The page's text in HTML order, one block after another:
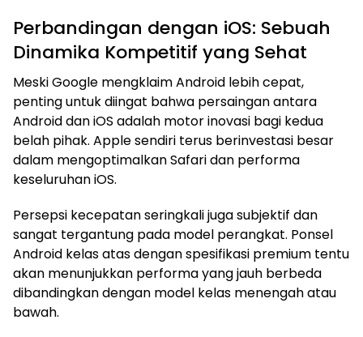
Perbandingan dengan iOS: Sebuah
Dinamika Kompetitif yang Sehat
Meski Google mengklaim Android lebih cepat,
penting untuk diingat bahwa persaingan antara
Android dan iOS adalah motor inovasi bagi kedua
belah pihak. Apple sendiri terus berinvestasi besar
dalam mengoptimalkan Safari dan performa
keseluruhan iOS.
Persepsi kecepatan seringkali juga subjektif dan
sangat tergantung pada model perangkat. Ponsel
Android kelas atas dengan spesifikasi premium tentu
akan menunjukkan performa yang jauh berbeda
dibandingkan dengan model kelas menengah atau
bawah.